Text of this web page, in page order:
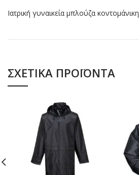
Ιατρική γυναικεία μπλούζα κοντομάνικη
ΣΧΕΤΙΚΆ ΠΡΟΪΌΝΤΑ